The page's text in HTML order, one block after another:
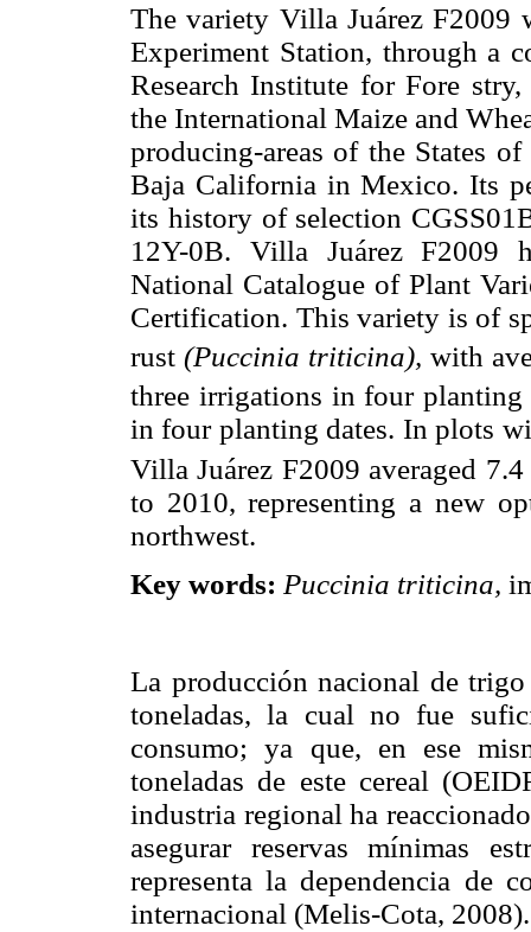
The variety Villa Juárez F2009
Experiment Station, through a
Research Institute for Fore
the International Maize and
producing-areas of the States
Baja California in Mexico. Its
its history of selection
12Y-0B. Villa Juárez F2009
National Catalogue of Plant
Certification. This variety is of
rust (Puccinia triticina), with
three irrigations in four planting
in four planting dates. In plots
Villa Juárez F2009 averaged
to 2010, representing a new
northwest.
Key words: Puccinia triticina,
La producción nacional de
toneladas, la cual no fue
consumo; ya que, en ese
toneladas de este cereal
industria regional ha
asegurar reservas mínimas
representa la dependencia de
internacional (Melis-Cota, 2008).